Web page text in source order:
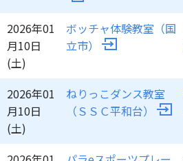
2026年01
月10日
(土)
ボッチャ体験教室（国
立市）
2026年01
月10日
(土)
ねりっこダンス教室
（ＳＳＣ平和台）